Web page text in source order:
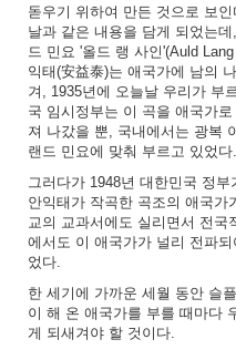
돋우기 위하여 만든 것으로 보
날과 같은 내용을 담게 되었는
드 민요 '올드 랭 사인'(Auld
익태(安益泰)는 애국가에 남의
겨, 1935년에 오늘날 우리가 부
국 임시정부는 이 곡을 애국가
져 나갔을 뿐, 국내에서는 광복
랜드 민요에 맞춰 부르고 있었다.
그러다가 1948년 대한민국 정
안익태가 작곡한 곡조의 애국
교의 교과서에도 실리면서 전국
에서도 이 애국가가 널리 전파
었다.
한 세기에 가까운 세월 동안 슬
이 해 온 애국가를 부를 때마다
게 되새겨야 할 것이다.